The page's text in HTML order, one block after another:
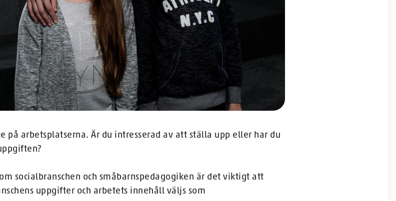
på arbetsplatserna. Är du intresserad av att ställa upp eller har du
socialbranschen och småbarnspedagogiken är det viktigt att
uppgifter och arbetets innehåll väljs som